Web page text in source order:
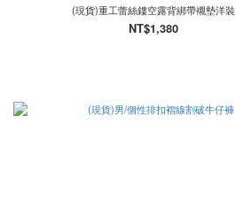
(現貨)重工蕾絲鏤空露背綁帶襯墊洋裝
NT$1,380